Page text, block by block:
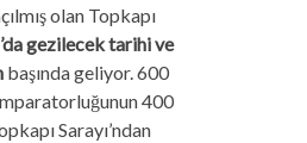
olan Topkapı
gezilecek tarihi ve
başında geliyor. 600
400
Sarayı’ndan